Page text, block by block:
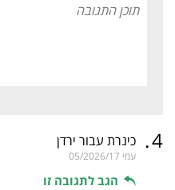
4
. כינרת עבור ירדן
עמי 05/2026/17
הגב לתגובה זו